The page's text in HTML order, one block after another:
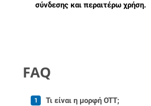
σύνδεσης και περαιτέρω χρήση.
FAQ
Τι είναι η μορφή OTT;